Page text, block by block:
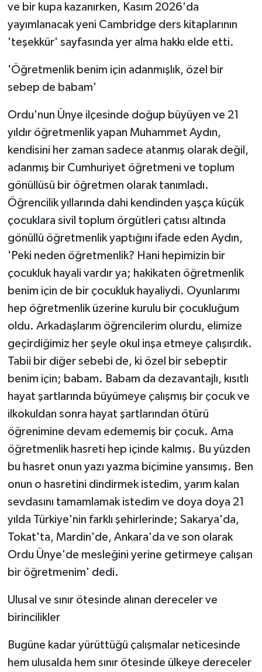
ve bir kupa kazanırken, Kasım 2026'da
yayımlanacak yeni Cambridge ders kitaplarının
'teşekkür' sayfasında yer alma hakkı elde etti.
'Öğretmenlik benim için adanmışlık, özel bir
sebep de babam'
Ordu'nun Ünye ilçesinde doğup büyüyen ve 21
yıldır öğretmenlik yapan Muhammet Aydın,
kendisini her zaman sadece atanmış olarak değil,
adanmış bir Cumhuriyet öğretmeni ve toplum
gönüllüsü bir öğretmen olarak tanımladı.
Öğrencilik yıllarında dahi kendinden yaşça küçük
çocuklara sivil toplum örgütleri çatısı altında
gönüllü öğretmenlik yaptığını ifade eden Aydın,
'Peki neden öğretmenlik? Hani hepimizin bir
çocukluk hayali vardır ya; hakikaten öğretmenlik
benim için de bir çocukluk hayaliydi. Oyunlarımı
hep öğretmenlik üzerine kurulu bir çocukluğum
oldu. Arkadaşlarım öğrencilerim olurdu, elimize
geçirdiğimiz her şeyle okul inşa etmeye çalışırdık.
Tabii bir diğer sebebi de, ki özel bir sebeptir
benim için; babam. Babam da dezavantajlı, kısıtlı
hayat şartlarında büyümeye çalışmış bir çocuk ve
ilkokuldan sonra hayat şartlarından ötürü
öğrenimine devam edememiş bir çocuk. Ama
öğretmenlik hasreti hep içinde kalmış. Bu yüzden
bu hasret onun yazı yazma biçimine yansımış. Ben
onun o hasretini dindirmek istedim, yarım kalan
sevdasını tamamlamak istedim ve doya doya 21
yılda Türkiye'nin farklı şehirlerinde; Sakarya'da,
Tokat'ta, Mardin'de, Ankara'da ve son olarak
Ordu Ünye'de mesleğini yerine getirmeye çalışan
bir öğretmenim' dedi.
Ulusal ve sınır ötesinde alınan dereceler ve
birincilikler
Bugüne kadar yürüttüğü çalışmalar neticesinde
hem ulusalda hem sınır ötesinde ülkeye dereceler